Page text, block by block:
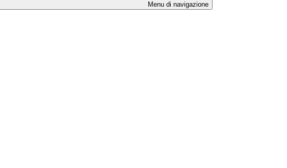
Menu di navigazione